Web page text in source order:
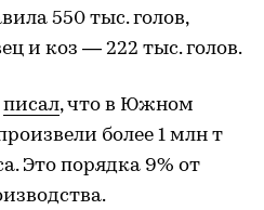
550 тыс. голов,
и коз — 222 тыс. голов.
писал, что в Южном
более 1 млн т
Это порядка 9% от